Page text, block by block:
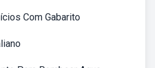
Com Gabarito